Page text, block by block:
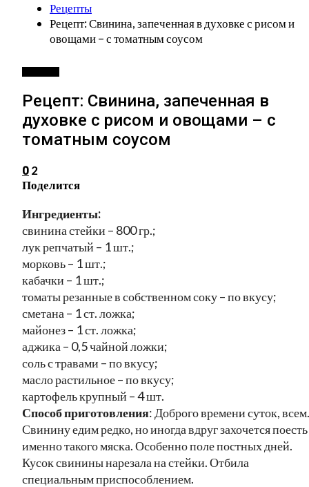
Рецепты
Рецепт: Свинина, запеченная в духовке с рисом и
овощами – с томатным соусом
Рецепт: Свинина, запеченная в
духовке с рисом и овощами – с
томатным соусом
0 2
Поделится
Ингредиенты:
свинина стейки – 800 гр.;
лук репчатый – 1 шт.;
морковь – 1 шт.;
кабачки – 1 шт.;
томаты резанные в собственном соку – по вкусу;
сметана – 1 ст. ложка;
майонез – 1 ст. ложка;
аджика – 0,5 чайной ложки;
соль с травами – по вкусу;
масло растильное – по вкусу;
картофель крупный – 4 шт.
Способ приготовления: Доброго времени суток, всем.
Свинину едим редко, но иногда вдруг захочется поесть
именно такого мяска. Особенно поле постных дней.
Кусок свинины нарезала на стейки. Отбила
специальным приспособлением.